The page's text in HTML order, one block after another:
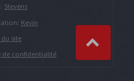
Stevens
Kevin
site
de confidentialité